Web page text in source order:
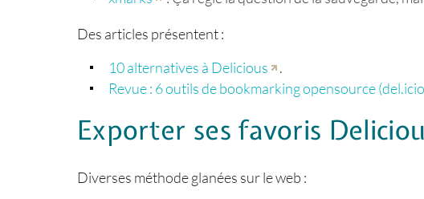
Des articles présentent :
10 alternatives à Delicious
.
Revue : 6 outils de bookmarking opensource
Exporter ses favoris
Diverses méthode glanées sur le web :